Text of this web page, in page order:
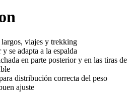
largos, viajes y trekking
se adapta a la espalda
en parte posterior y en las tiras de
distribución correcta del peso
ajuste